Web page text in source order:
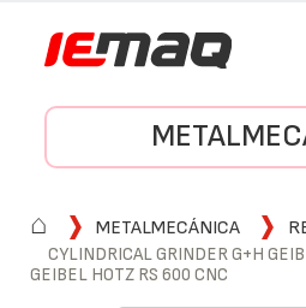
⌂ METALMECÁNICA
CYLINDRICAL GRINDER G+H
GEIBEL HOTZ RS 600 CNC